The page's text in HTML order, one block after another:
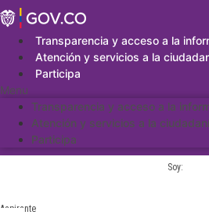
Saltar
al
contenidoTransparencia y acceso a la
Atención y servicios a la
Participa
Menu
Transparencia y acceso a la
Atención y servicios a la
Participa
Soy:
Aspirante